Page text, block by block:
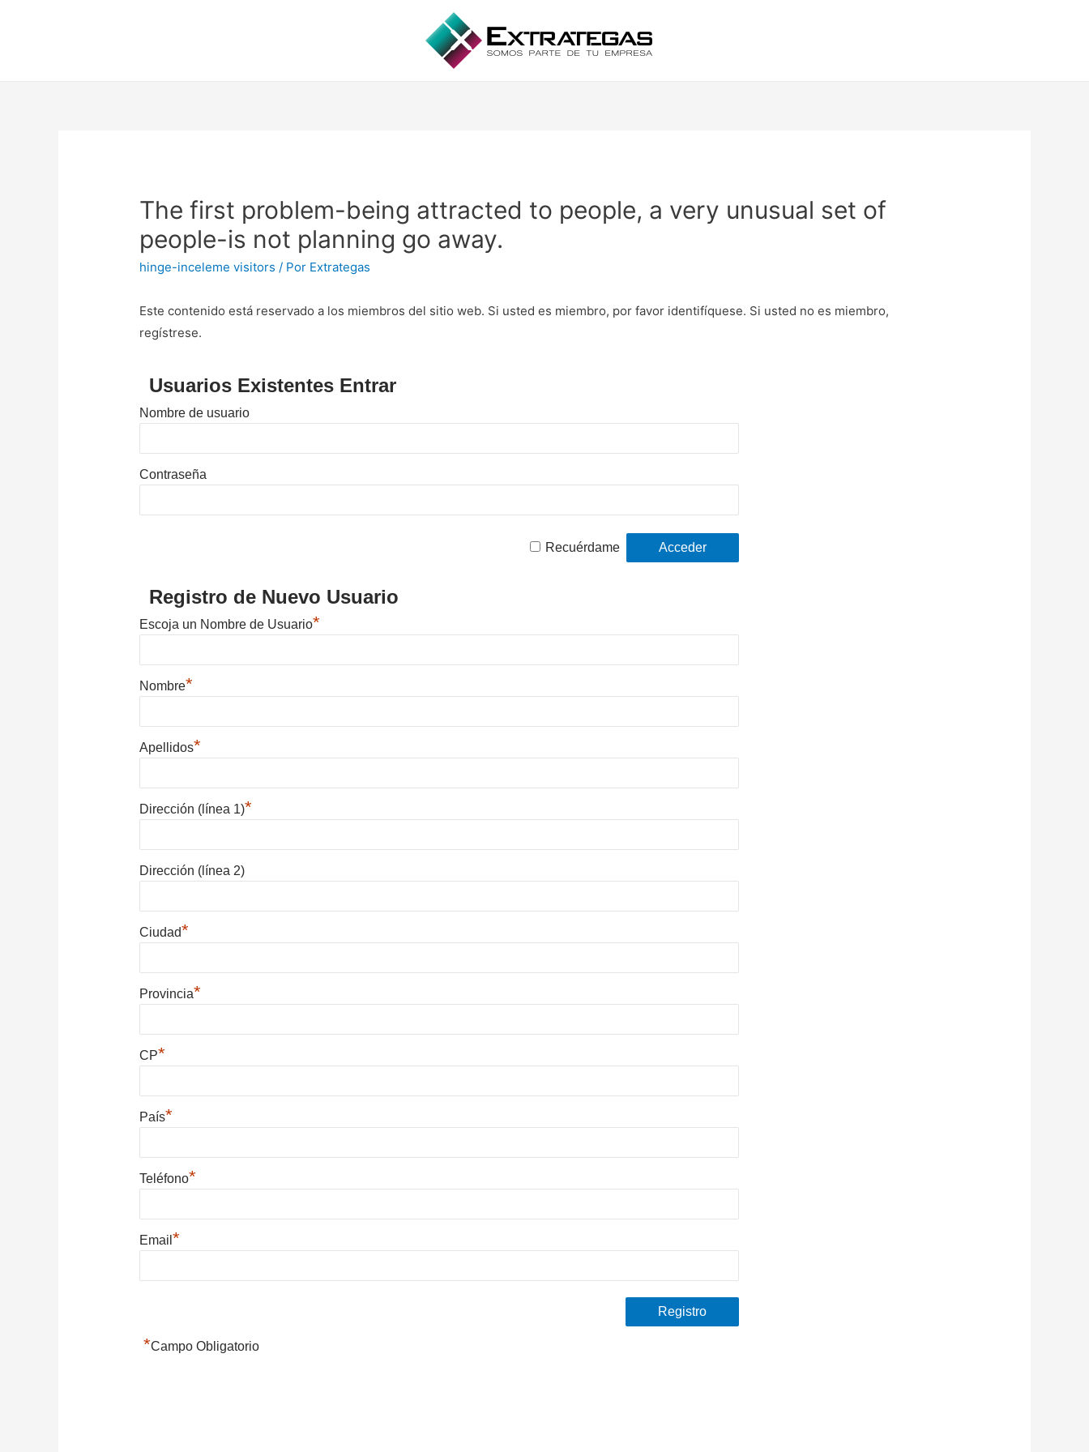
The first problem-being attracted to people, a very unusual set of
people-is not planning go away.
hinge-inceleme visitors / Por Extrategas
Este contenido está reservado a los miembros del sitio web. Si usted es miembro, por favor identifíquese. Si usted no es miembro,
regístrese.
Usuarios Existentes Entrar
Nombre de usuario
Contraseña
Recuérdame
Registro de Nuevo Usuario
Escoja un Nombre de Usuario*
Nombre*
Apellidos*
Dirección (línea 1)*
Dirección (línea 2)
Ciudad*
Provincia*
CP*
País*
Teléfono*
Email*
*Campo Obligatorio